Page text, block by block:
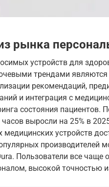
рынка
устройств для
трендами являются
рекомендаций,
и интеграция с
состояния пациентов.
выросли на 25% в
медицинских устройств
производителей
Пользователи все
высокой точностью